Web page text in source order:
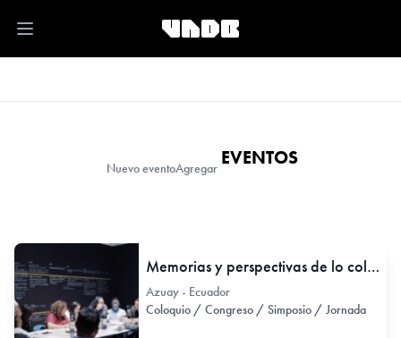
Open main menu
Nuevo eventoAgregar EVENTOS
Memorias y perspectivas de lo colectivo. Entre la gestión cultural y las prácticas artísticas contemporáneas 2000 a 2007
Azuay - Ecuador
Coloquio / Congreso / Simposio / Jornada